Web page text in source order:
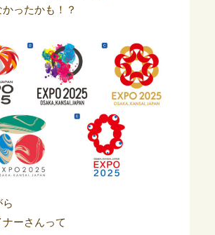
ったかも！？
ーさんって